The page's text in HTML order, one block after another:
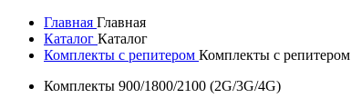
Главная Главная
Каталог Каталог
Комплекты с репитером Комплекты с репитером
Комплекты 900/1800/2100 (2G/3G/4G)